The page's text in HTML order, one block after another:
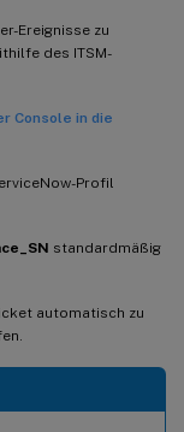
Ereignisse zu
des ITSM-
Console in die
Profil
standardmäßig
automatisch zu